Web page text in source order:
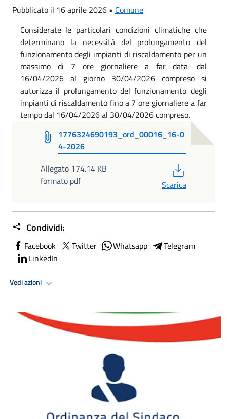
Pubblicato il 16 aprile 2026 • Comune
Considerate le particolari condizioni climatiche che
determinano la necessità del prolungamento del
funzionamento degli impianti di riscaldamento per un
massimo di 7 ore giornaliere a far data
dal
16/04/2026 al giorno 30/04/2026 compreso si
autorizza il prolungamento del funzionamento degli
impianti di riscaldamento fino a 7 ore giornaliere a far
tempo dal 16/04/2026 al 30/04/2026 compreso.
1776324690193_ord_00016_16-0
4-2026
Allegato 174.14 KB
formato pdf
Scarica
Condividi:
Facebook Twitter Whatsapp
Telegram
LinkedIn
Vedi azioni